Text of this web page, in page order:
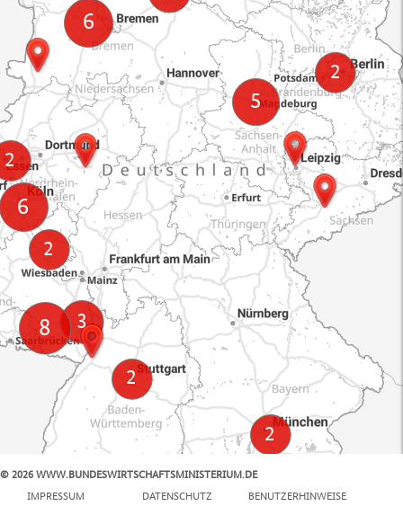
© 2026 WWW.BUNDESWIRTSCHAFTSMINISTERIUM.DE
IMPRESSUM
DATENSCHUTZ BENUTZERHINWEISE